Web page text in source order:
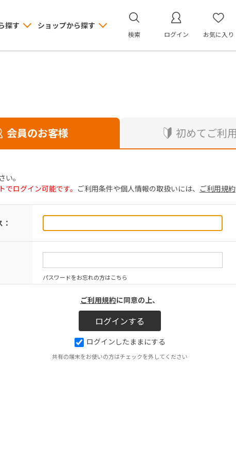
探す ショップから探す
検索 ログイン お気に入り
会員のお客様 初めてご利
。
ログイン可能です。 ご利用条件や個人情報の取扱いには、 ご利用規約
パスワードをお忘れの方はこちら
ご利用規約に同意の上、
ログインしたままにする
共有の端末をお使いの方はチェックを外してください